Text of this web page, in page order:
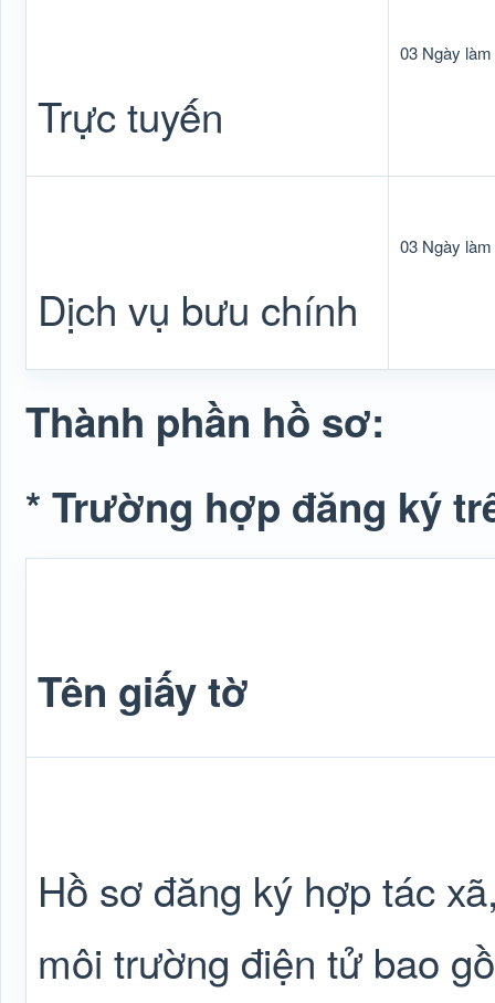
Trực tuyến
03 Ngày
Dịch vụ bưu chính
03 Ngày
Thành phần hồ sơ:
* Trường hợp đăng ký
Tên giấy tờ
Hồ sơ đăng ký hợp tác
môi trường điện tử bao